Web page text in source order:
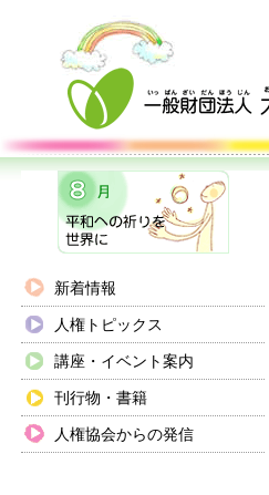
新着情報
人権トピックス
講座・イベント案内
刊行物・書籍
人権協会からの発信